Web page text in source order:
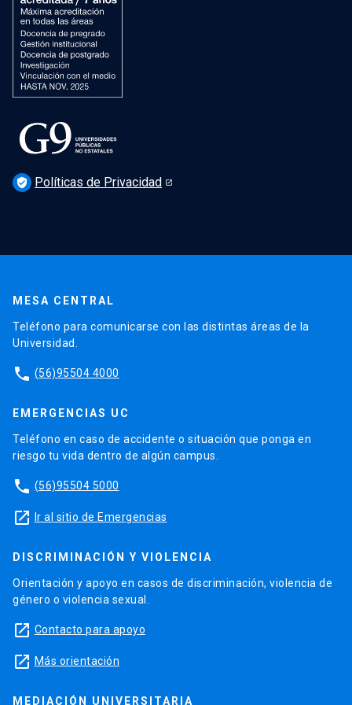
verified_user Políticas de Privacidad
MESA CENTRAL
Teléfono para comunicarse con las distintas áreas de la
Universidad.
phone (56)95504 4000
EMERGENCIAS UC
Teléfono en caso de accidente o situación que ponga en
riesgo tu vida dentro de algún campus.
phone (56)95504 5000
launch Ir al sitio de Emergencias
DISCRIMINACIÓN Y VIOLENCIA
Orientación y apoyo en casos de discriminación, violencia de
género o violencia sexual.
launch Contacto para apoyo
launch Más orientación
MEDIACIÓN UNIVERSITARIA